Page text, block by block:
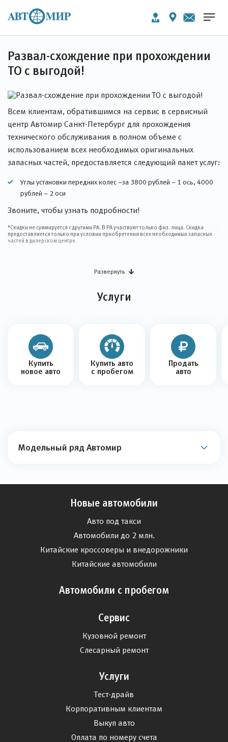
Развал-схождение при прохождении
ТО с выгодой!
Всем клиентам, обратившимся на сервис в сервисный
центр Автомир Санкт-Петербург для прохождения
технического обслуживания в полном объеме с
использованием всех необходимых оригинальных
запасных частей, предоставляется следующий пакет услуг:
Углы установки передних колес –за 3800 рублей – 1 ось, 4000
рублей – 2 оси
Звоните, чтобы узнать подробности!
*Скидки не суммируется с другими РА. В РА участвуют только физ. лица. Скидка
предоставляется только при условии приобретения всех необходимых запасных
частей в дилерском центре.
Развернуть
Услуги
Купить
новое авто
Купить авто
с пробегом
Продать
авто
Модельный ряд Автомир
Новые автомобили
Авто под такси
Автомобили до 2 млн.
Китайские кроссоверы и внедорожники
Китайские автомобили
Автомобили с пробегом
Сервис
Кузовной ремонт
Слесарный ремонт
Услуги
Тест-драйв
Корпоративным клиентам
Выкуп авто
Оплата по номеру счета